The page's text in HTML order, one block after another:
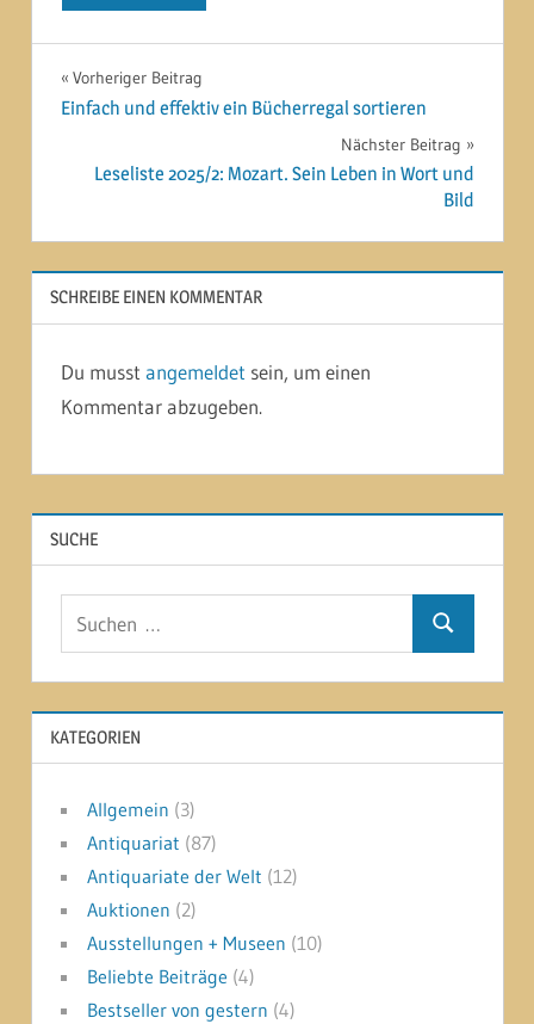
Beitragsnavigation
Vorheriger Beitrag
Einfach und effektiv ein Bücherregal sortieren
Nächster Beitrag
Leseliste 2025/2: Mozart. Sein Leben in Wort und
Bild
SCHREIBE EINEN KOMMENTAR
Du musst angemeldet sein, um einen
Kommentar abzugeben.
SUCHE
Suchen
KATEGORIEN
Allgemein (3)
Antiquariat (87)
Antiquariate der Welt (12)
Auktionen (2)
Ausstellungen + Museen (10)
Beliebte Beiträge (4)
Bestseller von gestern (4)